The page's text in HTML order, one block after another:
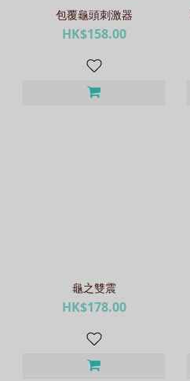
包覆龜頭刺激器
HK$158.00
龜之雙震
HK$178.00